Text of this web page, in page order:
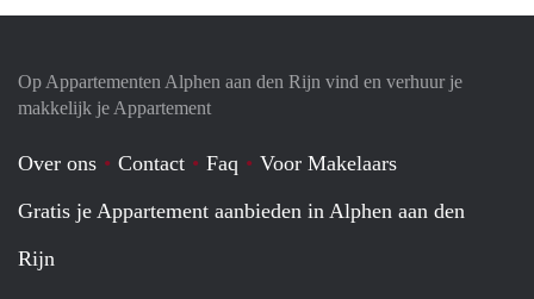
Op Appartementen Alphen aan den Rijn vind en verhuur je
makkelijk je Appartement
Over ons Contact Faq
Voor Makelaars
Gratis je Appartement aanbieden in Alphen aan den
Rijn